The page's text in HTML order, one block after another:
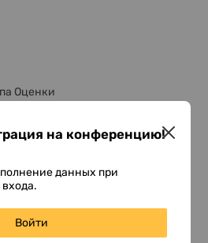
Оценки
на конференцию!
данных при
Войти